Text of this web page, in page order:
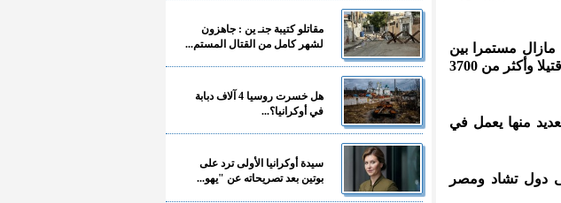
مازال مستمرا بين
الجيش والدعم السريع منذ 15 أبريل وحتى اليوم، ما أسفر عن ما لا يقل عن 427 قتيلا وأكثر من 3700
للهجوم والعديد منها يعمل في
دول تشاد ومصر
مقاتلو كتيبة جنـ ين : جاهزون
لشهر كامل من القتال المستم...
هل خسرت روسيا 4 آلاف دبابة
في أوكرانيا؟...
سيدة أوكرانيا الأولى ترد على
بوتين بعد تصريحاته عن "يهو...